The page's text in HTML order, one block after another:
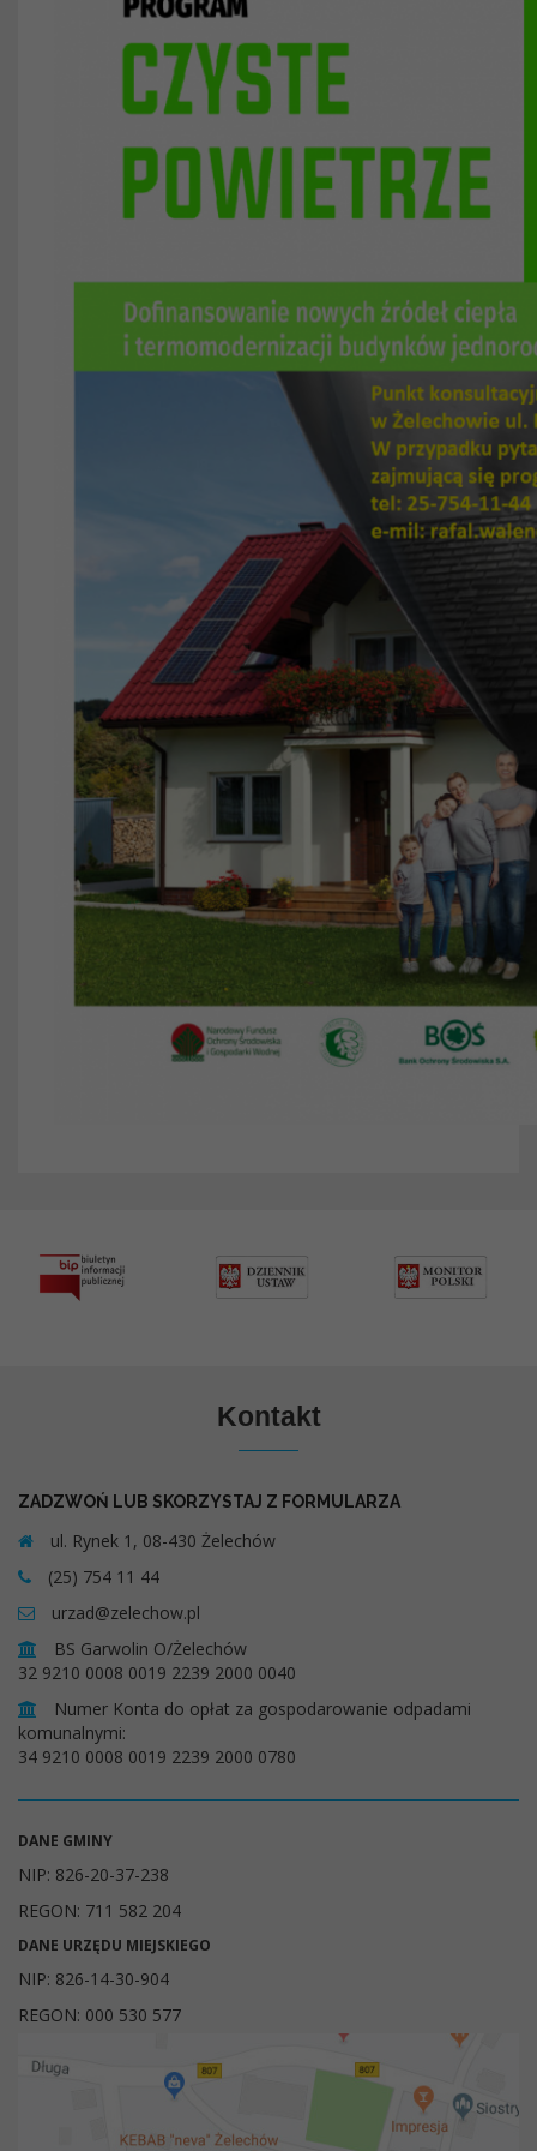
Kontakt
ZADZWOŃ LUB SKORZYSTAJ Z FORMULARZA
ul. Rynek 1, 08-430 Żelechów
(25) 754 11 44
urzad@zelechow.pl
BS Garwolin O/Żelechów
32 9210 0008 0019 2239 2000 0040
Numer Konta do opłat za gospodarowanie odpadami
komunalnymi:
34 9210 0008 0019 2239 2000 0780
DANE GMINY
NIP: 826-20-37-238
REGON: 711 582 204
DANE URZĘDU MIEJSKIEGO
NIP: 826-14-30-904
REGON: 000 530 577